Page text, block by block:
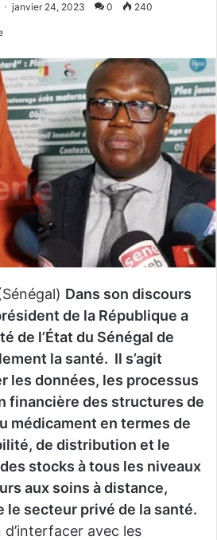
janvier 24, 2023 0 240
Dans son discours
de la République a
de l’État du Sénégal de
la santé. Il s’agit
les données, les processus
financière des structures de
médicament en termes de
de distribution et le
stocks à tous les niveaux
aux soins à distance,
le secteur privé de la santé.
d’interfacer avec les